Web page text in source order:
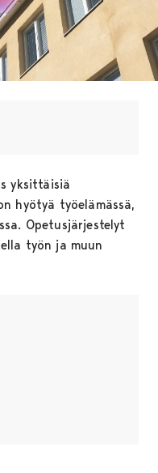
yksittäisiä
hyötyä työelämässä,
Opetusjärjestelyt
työn ja muun